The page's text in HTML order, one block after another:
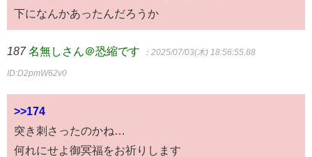
下になんかあったんだろうか
187 名無しさん＠恐縮です ：2025/07/03(木) 18:56:55.88
ID:D2pmW62v0
>>174
突き刺さったのかね…
何れにせよ御冥福をお祈りします